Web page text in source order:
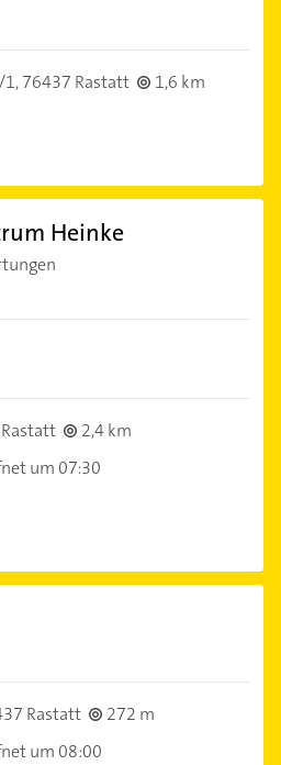
1,76437 Rastatt
1,6 km
Heinke
2,4 km
um 07:30
Rastatt
272 m
um 08:00